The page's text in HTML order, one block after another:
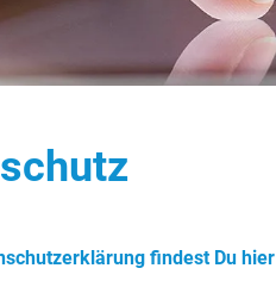
findest Du hier